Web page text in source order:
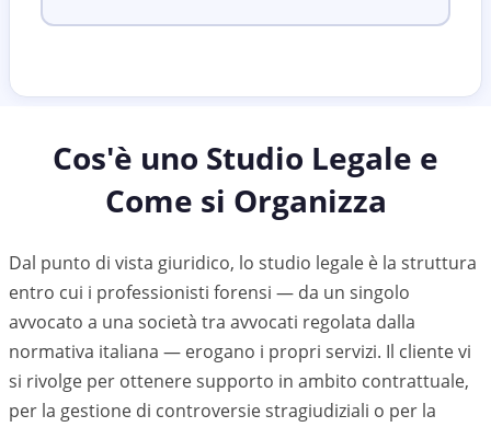
Cos'è uno Studio Legale e
Come si Organizza
Dal punto di vista giuridico, lo studio legale è la struttura
entro cui i professionisti forensi — da un singolo
avvocato a una società tra avvocati regolata dalla
normativa italiana — erogano i propri servizi. Il cliente vi
si rivolge per ottenere supporto in ambito contrattuale,
per la gestione di controversie stragiudiziali o per la